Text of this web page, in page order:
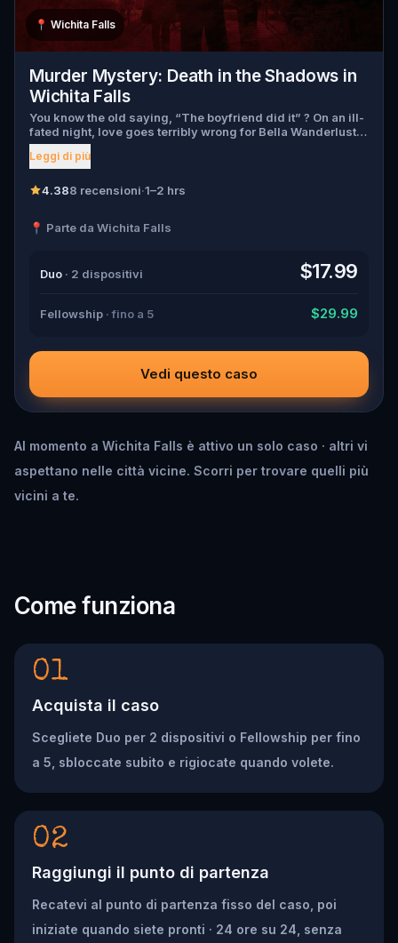
📍 Wichita Falls
Murder Mystery: Death in the Shadows in
Wichita Falls
You know the old saying, “The boyfriend did it” ? On an ill-
fated night, love goes terribly wrong for Bella Wanderlust
and Walter Bridges . Bella, a famous travel blogger, was
found dead during a ghost tour led by the theatrical Percy
Walter, the obsessed boyfriend? Percy, the ghost tour
suspects, and expose the real murderer before they strike
Leggi di più
4.388 recensioni·1–2 hrs
📍 Parte da Wichita Falls
Duo · 2 dispositivi $17.99
Fellowship · fino a 5 $29.99
Vedi questo caso
Al momento a Wichita Falls è attivo un solo caso · altri vi
aspettano nelle città vicine. Scorri per trovare quelli più
vicini a te.
Come funziona
01
Acquista il caso
Scegliete Duo per 2 dispositivi o Fellowship per fino
a 5, sbloccate subito e rigiocate quando volete.
02
Raggiungi il punto di partenza
Recatevi al punto di partenza fisso del caso, poi
iniziate quando siete pronti · 24 ore su 24, senza